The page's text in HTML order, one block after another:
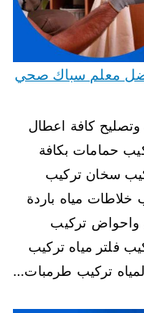
صبحان 55850065 افضل معلم سباك صحي
كافة اعطال
حمامات بكافة
سخان تركيب
مياه باردة
واحواض تركيب
فلتر مياه تركيب
تركيب طرمبات…